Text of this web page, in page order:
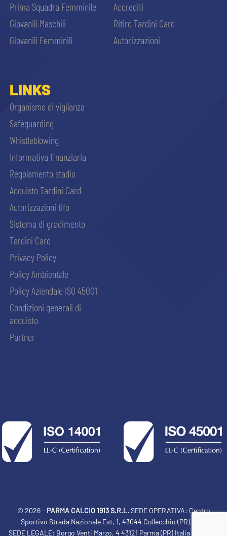
Prima Squadra Femminile
Giovanili Maschili
Giovanili Femminili
Accrediti
Ritiro Tardini Card
Autorizzazioni
LINKS
Organismo di vigilanza
Safeguarding
Whistleblowing
Informativa finanziaria
Regolamento stadio
Acquisto Tardini Card
Autorizzazioni tifo
Sistema di gradimento
Tardini Card
Privacy Policy
Policy Ambientale
Policy Aziendale ISO 45001
Condizioni generali di
acquisto
Partner
© 2026 - PARMA CALCIO 1913 S.R.L.SEDE OPERATIVA: Centro
Sportivo Strada Nazionale Est, 1, 43044 Collecchio (PR) Italia
SEDE LEGALE: Borgo Venti Marzo, 4 43121 Parma (PR) Italia Tel: 0521
ACCETTA E SALVA